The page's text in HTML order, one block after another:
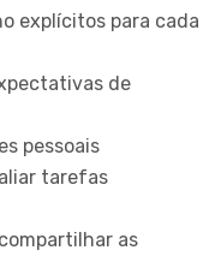
explícitos para cada
de
pessoais
tarefas
as